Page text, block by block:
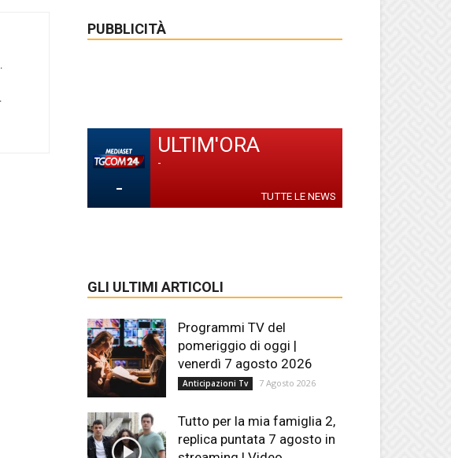
PUBBLICITÀ
-
ULTIM'ORA
-
TUTTE LE NEWS
GLI ULTIMI ARTICOLI
Programmi TV del
pomeriggio di oggi |
venerdì 7 agosto 2026
Anticipazioni Tv 7 Agosto 2026
Tutto per la mia famiglia 2,
replica puntata 7 agosto in